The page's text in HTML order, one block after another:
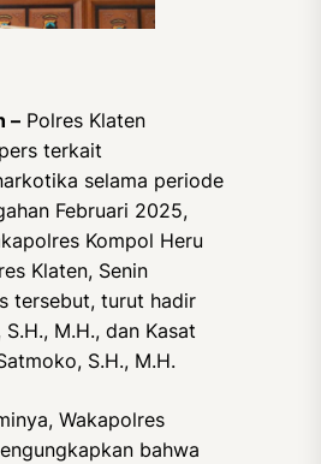
– Polres Klaten
terkait
selama periode
Februari 2025,
Kompol Heru
Klaten, Senin
tersebut, turut hadir
M.H., dan Kasat
S.H., M.H.
Wakapolres
bahwa